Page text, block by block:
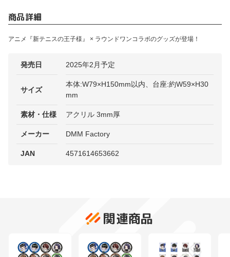
商品詳細
アニメ『新テニスの王子様』 × ラウンドワンコラボのグッズが登場！
発売日 2025年2月予定
サイズ
本体:W79×H150mm以内、台座:約W59×H30
mm
素材・仕様 アクリル 3mm厚
メーカー DMM Factory
JAN 4571614653662
関連商品